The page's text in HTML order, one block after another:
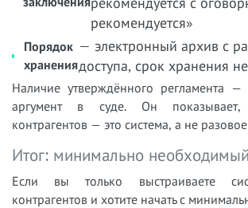
рекомендуется»
Порядок
хранения
— электронный архив с
доступа, срок хранения
Наличие утверждённого регламента —
аргумент в суде. Он
контрагентов — это система, а не
Итог: минимально
Если вы только выстраиваете
контрагентов и хотите начать с